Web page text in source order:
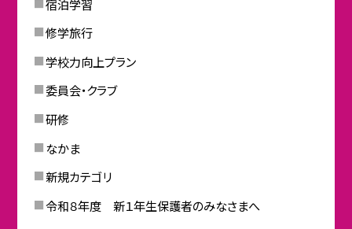
宿泊学習
修学旅行
学校力向上プラン
委員会・クラブ
研修
なかま
新規カテゴリ
令和８年度 新１年生保護者のみなさまへ